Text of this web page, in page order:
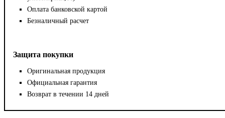
Оплата банковской картой
Безналичный расчет
Защита покупки
Оригинальная продукция
Официальная гарантия
Возврат в течении 14 дней